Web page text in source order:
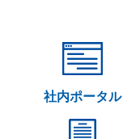
社内ポータル